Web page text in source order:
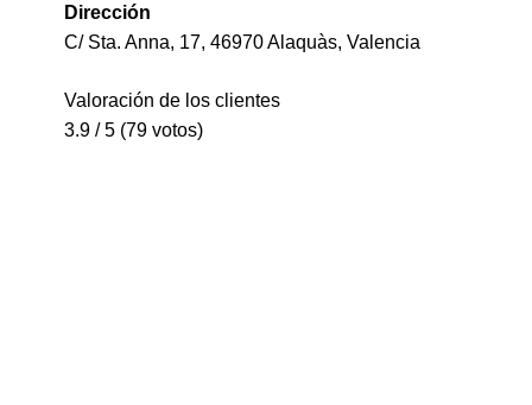
Dirección
C/ Sta. Anna, 17, 46970 Alaquàs, Valencia
Valoración de los clientes
3.9 / 5 (79 votos)